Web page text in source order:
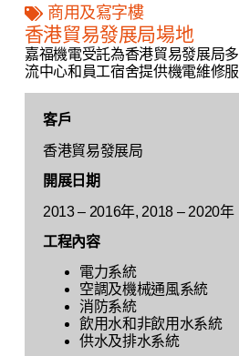
商用及寫字樓
香港貿易發展局場地
嘉福機電受託為香港貿易發展局
流中心和員工宿舍提供機電維修服
客戶
香港貿易發展局
開展日期
2013 – 2016年, 2018 – 2020年
工程內容
電力系統
空調及機械通風系統
消防系統
飲用水和非飲用水系統
供水及排水系統